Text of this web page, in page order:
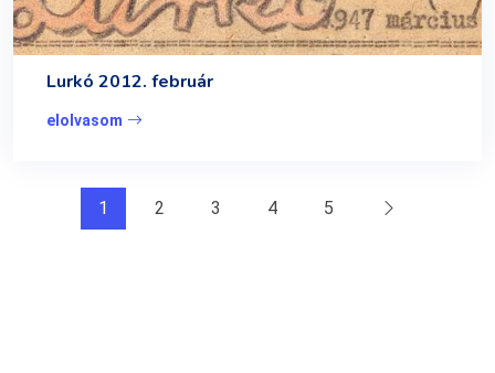
Lurkó 2012. február
elolvasom
1 2 3 4 5